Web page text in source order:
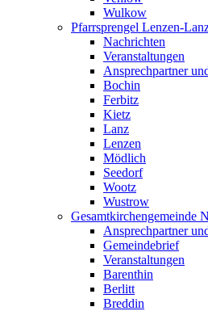
Wulkow
Pfarrsprengel Lenzen-
Nachrichten
Veranstaltungen
Ansprechpartner
Bochin
Ferbitz
Kietz
Lanz
Lenzen
Mödlich
Seedorf
Wootz
Wustrow
Gesamtkirchengemeinde
Ansprechpartner
Gemeindebrief
Veranstaltungen
Barenthin
Berlitt
Breddin